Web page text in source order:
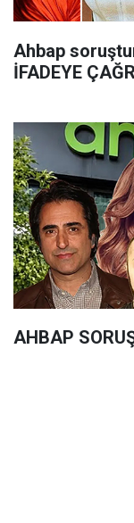
Ahbap
İFADEYE
AHBAP